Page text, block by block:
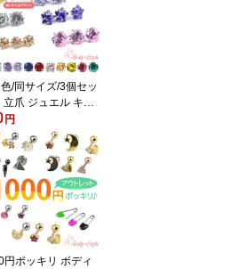
片耳用 シルバー
ド 耳たぶ ヘリッ
色/同サイズ/3個セッ
立爪 ジュエル キャ
み パーツ 2mm 3
4mm 5mm ボディピ
ラウンド 四角 星 ハ
カスタマイズ トッ
じ式 【立爪ジュエ
リーズ・専用ジュエ
ャッチ】
円
円ポッキリ ボディ